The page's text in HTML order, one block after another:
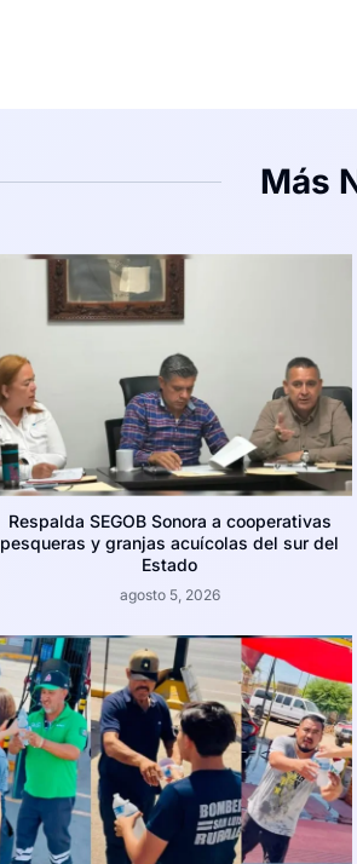
Más
Respalda SEGOB Sonora a cooperativas
pesqueras y granjas acuícolas del sur del
Estado
agosto 5, 2026